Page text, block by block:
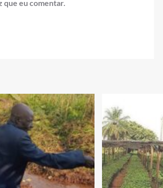
que eu comentar.